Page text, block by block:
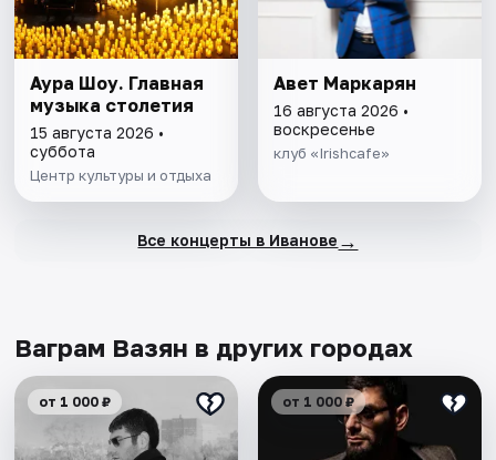
Аура Шоу. Главная
музыка столетия
15 августа 2026 •
суббота
Центр культуры и отдыха
Авет Маркарян
16 августа 2026 •
воскресенье
клуб «Irishcafe»
Все концерты в Иванове →
Ваграм Вазян в других городах
от 1 000 ₽ от 1 000 ₽